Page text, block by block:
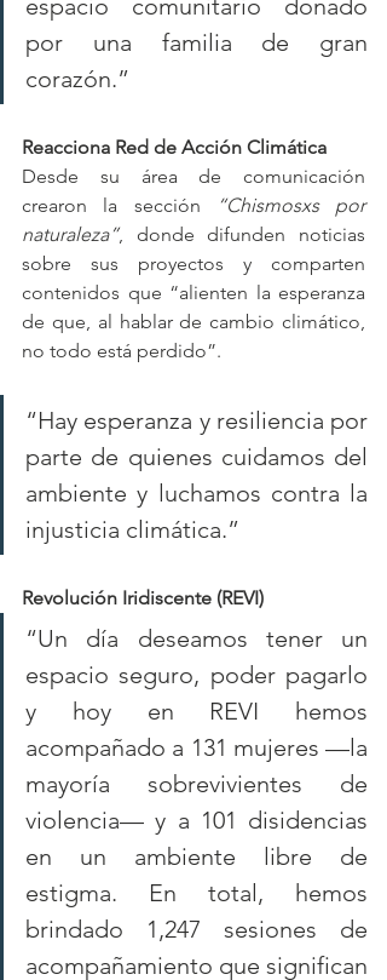
espacio comunitario donado
por una familia de gran
corazón.”
Reacciona Red de Acción Climática
Desde su área de comunicación
crearon la sección
“Chismosxs por
naturaleza”, donde difunden noticias
sobre sus proyectos y comparten
contenidos que “alienten la esperanza
de que, al hablar de cambio climático,
no todo está perdido”.
“Hay esperanza y resiliencia por
parte de quienes cuidamos del
ambiente y luchamos contra la
injusticia climática.”
Revolución Iridiscente (REVI)
“Un día deseamos tener un
espacio seguro, poder pagarlo
y hoy en REVI hemos
acompañado a 131 mujeres —la
mayoría sobrevivientes de
violencia— y a 101 disidencias
en un ambiente libre de
estigma. En total, hemos
brindado 1,247 sesiones de
acompañamiento que significan